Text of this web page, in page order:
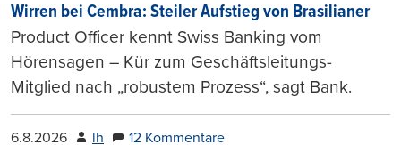
Wirren bei Cembra: Steiler Aufstieg von Brasilianer
Product Officer kennt Swiss Banking vom
Hörensagen – Kür zum Geschäftsleitungs-
Mitglied nach „robustem Prozess“, sagt Bank.
6.8.2026 lh 12 Kommentare